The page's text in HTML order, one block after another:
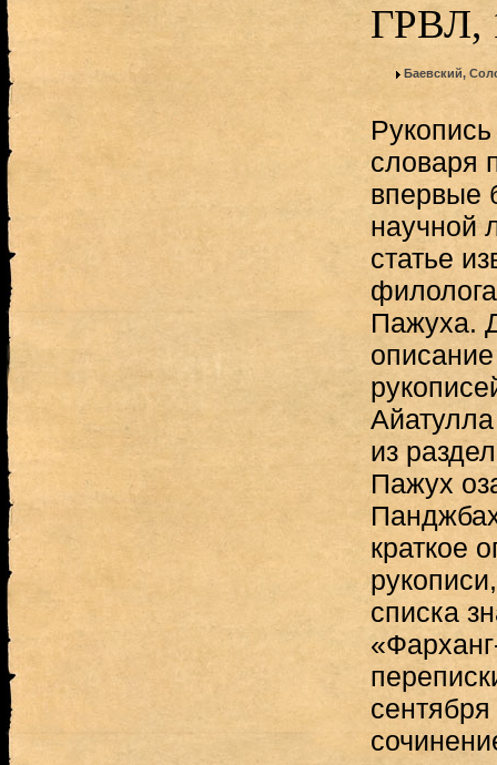
ГРВЛ,
Баевский,
Рукопись
словаря
впервые
научной
статье
Пажуха.
из
Пажух
краткое
списка